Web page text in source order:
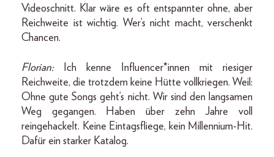
Videoschnitt. Klar wäre es oft entspannter ohne, aber
Reichweite ist wichtig. Wer’s nicht macht, verschenkt
Chancen.
Florian:
Ich kenne Influencer*innen mit riesiger
Reichweite, die trotzdem keine Hütte vollkriegen. Weil:
Ohne gute Songs geht’s nicht. Wir sind den langsamen
Weg gegangen. Haben über zehn Jahre voll
reingehackelt. Keine Eintagsfliege, kein Millennium-Hit.
Dafür ein starker Katalog.